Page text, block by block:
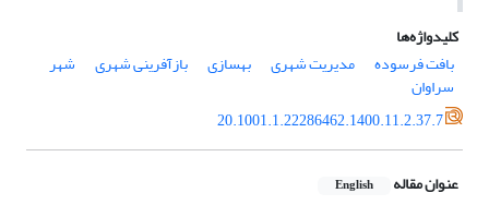
کلیدواژه‌ها
بافت فرسوده
مدیریت شهری بهسازی بازآفرینی شهری شهر
سراوان
20.1001.1.22286462.1400.11.2.37.7
عنوان مقاله English